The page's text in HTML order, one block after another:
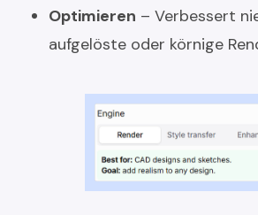
Optimieren – Verbessert
aufgelöste oder körnige